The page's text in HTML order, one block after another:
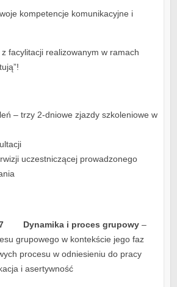
kompetencje komunikacyjne i
z facylitacji realizowanym w ramach
– trzy 2-dniowe zjazdy szkoleniowe w
uczestniczącej prowadzonego
Dynamika i proces grupowy–
grupowego w kontekście jego faz
procesu w odniesieniu do pracy
i asertywność